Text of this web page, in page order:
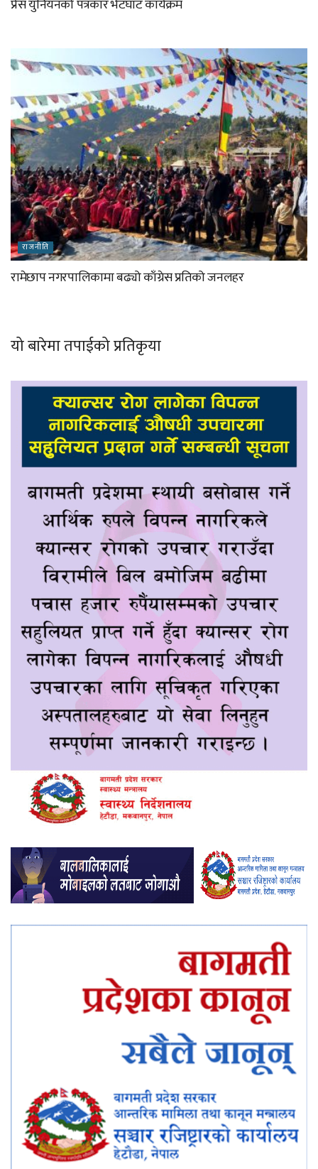
प्रेस युनियनको पत्रकार भेटघाट कार्यक्रम
राजनीति
रामेछाप नगरपालिकामा बढ्यो काँग्रेस प्रतिको जनलहर
यो बारेमा तपाईको प्रतिकृया